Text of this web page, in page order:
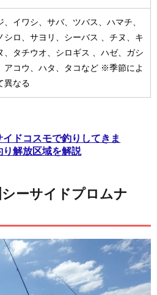
、イワシ、サバ、ツバス、ハマチ、
シロ、サヨリ、シーバス 、チヌ、キ
、タチウオ、シロギス 、ハゼ、ガシ
アコウ、ハタ、タコなど ※季節によ
異なる
イドコスモで釣りしてきま
り解放区域を解説
シーサイドプロムナ